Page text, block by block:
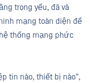
trọng yếu, đã và
mạng toàn diện để
thống mạng phức
tin nào, thiết bị nào",